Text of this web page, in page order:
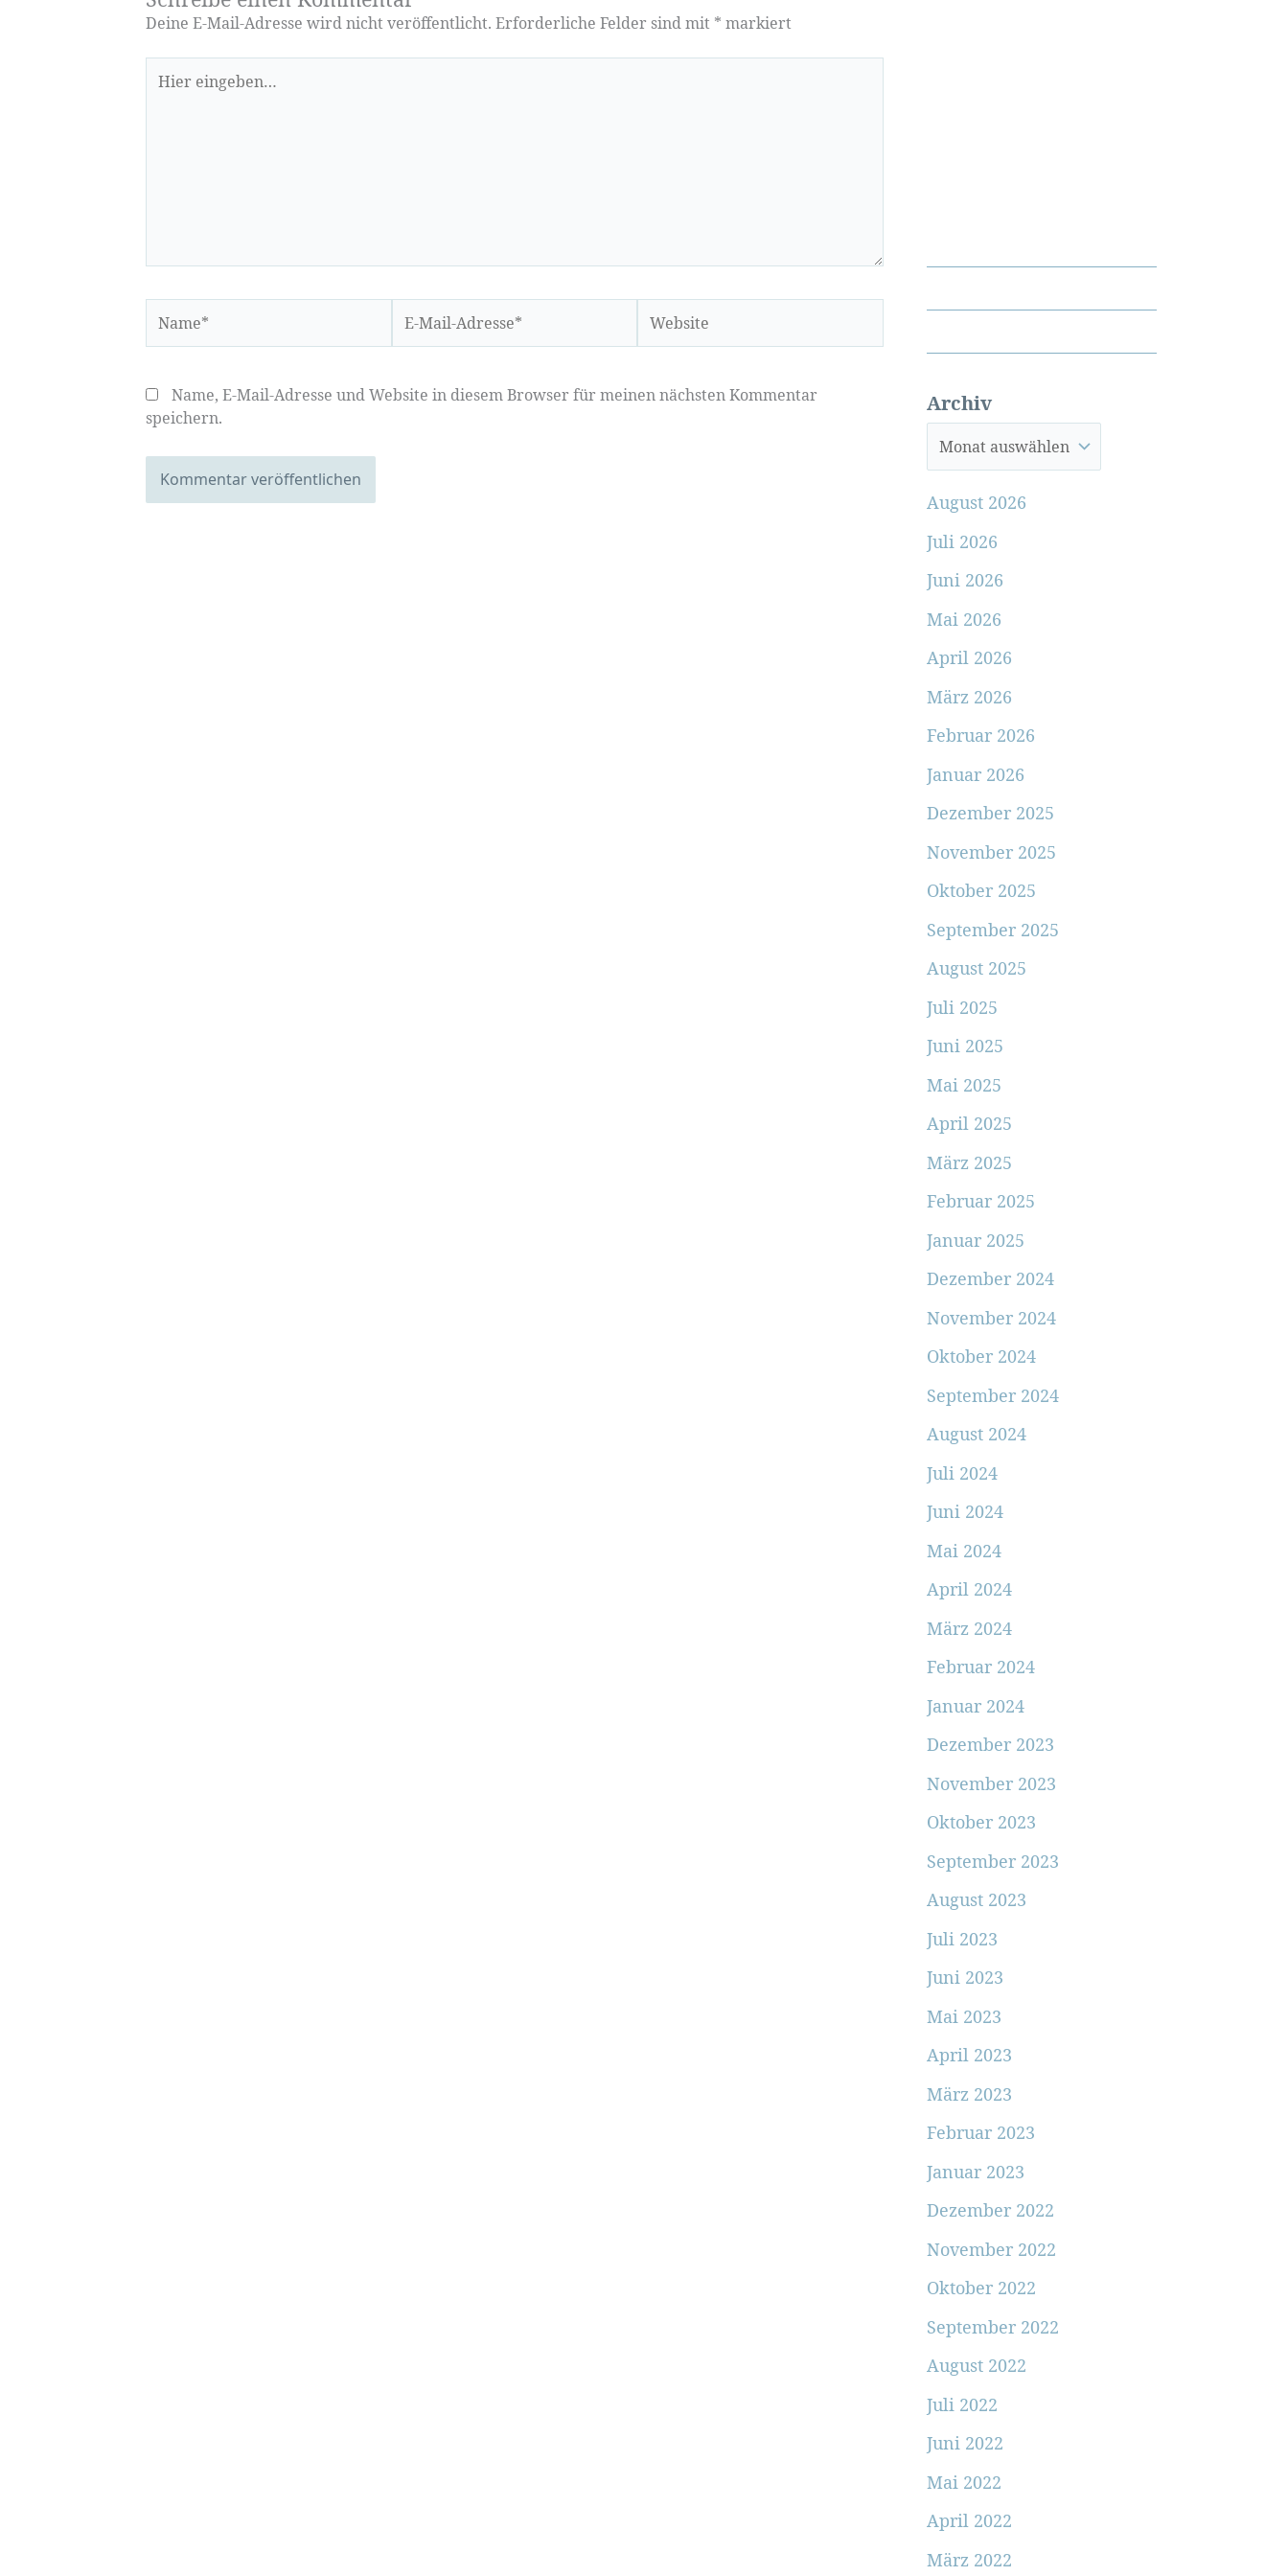
Deine E-Mail-Adresse wird nicht veröffentlicht. Erforderliche Felder sind mit * markiert
eingeben…
Mail-
Name, E-Mail-Adresse und Website in diesem Browser für meinen nächsten Kommentar
speichern.
Archiv
August 2026
Juli 2026
Juni 2026
Mai 2026
April 2026
März 2026
Februar 2026
Januar 2026
Dezember 2025
November 2025
Oktober 2025
September 2025
August 2025
Juli 2025
Juni 2025
Mai 2025
April 2025
März 2025
Februar 2025
Januar 2025
Dezember 2024
November 2024
Oktober 2024
September 2024
August 2024
Juli 2024
Juni 2024
Mai 2024
April 2024
März 2024
Februar 2024
Januar 2024
Dezember 2023
November 2023
Oktober 2023
September 2023
August 2023
Juli 2023
Juni 2023
Mai 2023
April 2023
März 2023
Februar 2023
Januar 2023
Dezember 2022
November 2022
Oktober 2022
September 2022
August 2022
Juli 2022
Juni 2022
Mai 2022
April 2022
März 2022